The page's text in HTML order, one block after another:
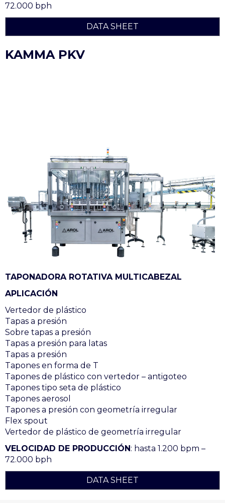
72.000 bph
DATA SHEET
KAMMA PKV
TAPONADORA ROTATIVA MULTICABEZAL
APLICACIÓN
Vertedor de plástico
Tapas a presión
Sobre tapas a presión
Tapas a presión para latas
Tapas a presión
Tapones en forma de T
Tapones de plástico con vertedor – antigoteo
Tapones tipo seta de plástico
Tapones aerosol
Tapones a presión con geometría irregular
Flex spout
Vertedor de plástico de geometría irregular
VELOCIDAD DE PRODUCCIÓN: hasta 1.200 bpm –
72.000 bph
DATA SHEET